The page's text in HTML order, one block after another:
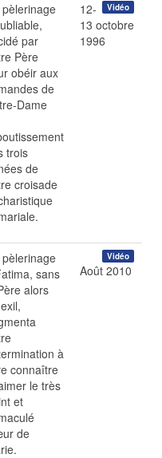
par
Père
obéir aux
de
Dame
trois
de
croisade
Vidéo
12-
13 octobre
1996
sans
alors
à
connaître
le très
et
de
Vidéo
Août 2010